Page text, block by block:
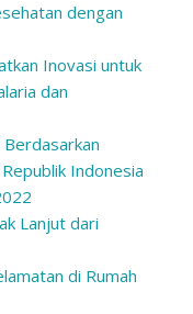
dengan
Inovasi untuk
dan
Indonesia
Lanjut dari
di Rumah